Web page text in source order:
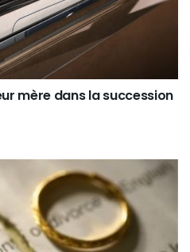
mère dans la succession